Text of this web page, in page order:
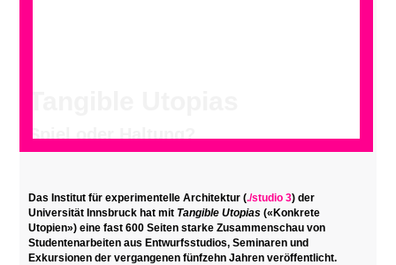
Spiel oder Haltung?
Das Institut für experimentelle Architektur (./studio 3) der
Universität Innsbruck hat mit Tangible Utopias («Konkrete
Utopien») eine fast 600 Seiten starke Zusammenschau von
Studentenarbeiten aus Entwurfsstudios, Seminaren und
Exkursionen der vergangenen fünfzehn Jahren veröffentlicht.